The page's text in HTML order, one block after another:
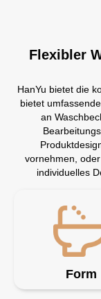
Flexibler
HanYu bietet die
bietet
an
vornehmen,
individuelles
Form